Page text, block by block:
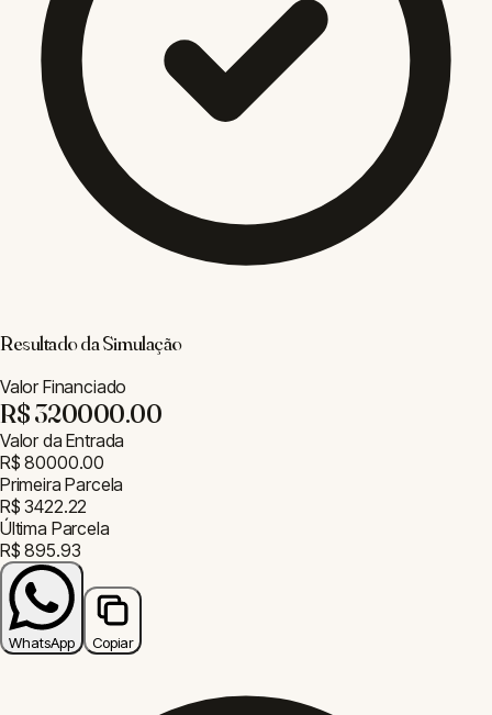
Resultado da Simulação
Valor Financiado
R$ 320000.00
Valor da Entrada
R$ 80000.00
Primeira Parcela
R$ 3422.22
Última Parcela
R$ 895.93
WhatsApp Copiar